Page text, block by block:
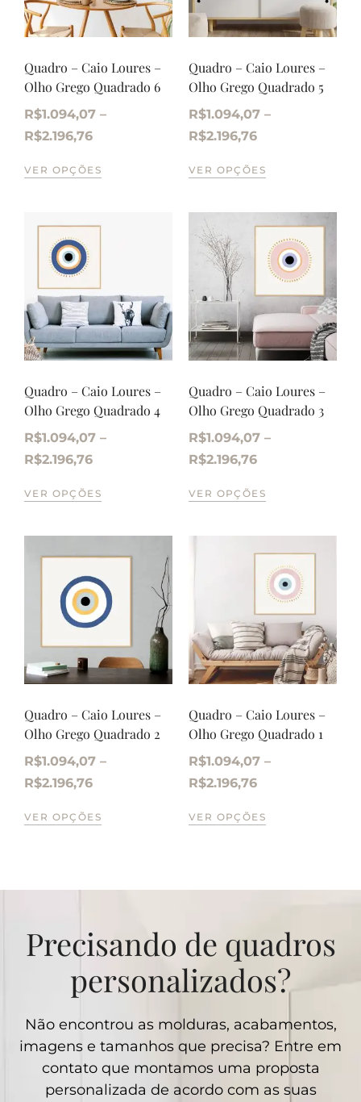
Quadro – Caio Loures –
Olho Grego Quadrado 6
R$1.094,07 –
R$2.196,76
VER OPÇÕES
Quadro – Caio Loures –
Olho Grego Quadrado 5
R$1.094,07 –
R$2.196,76
VER OPÇÕES
Quadro – Caio Loures –
Olho Grego Quadrado 4
R$1.094,07 –
R$2.196,76
VER OPÇÕES
Quadro – Caio Loures –
Olho Grego Quadrado 3
R$1.094,07 –
R$2.196,76
VER OPÇÕES
Quadro – Caio Loures –
Olho Grego Quadrado 2
R$1.094,07 –
R$2.196,76
VER OPÇÕES
Quadro – Caio Loures –
Olho Grego Quadrado 1
R$1.094,07 –
R$2.196,76
VER OPÇÕES
Precisando de quadros
personalizados?
Não encontrou as molduras, acabamentos,
imagens e tamanhos que precisa? Entre em
contato que montamos uma proposta
personalizada de acordo com as suas